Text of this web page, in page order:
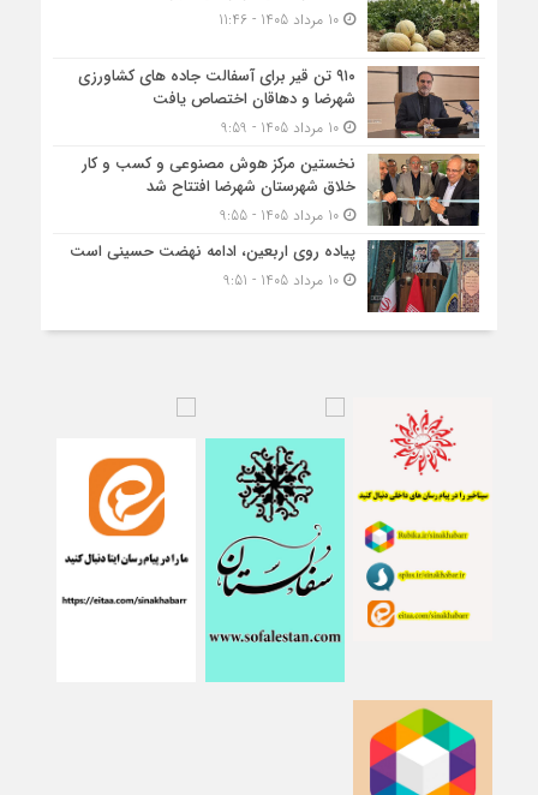
10 مرداد 1405 - 11:46
۹۱۰ تن قیر برای آسفالت جاده های کشاورزی
شهرضا و دهاقان اختصاص یافت
10 مرداد 1405 - 9:59
نخستین مرکز هوش مصنوعی و کسب‌ و کار
خلاق شهرستان شهرضا افتتاح شد
10 مرداد 1405 - 9:55
پیاده روی اربعین، ادامه نهضت حسینی است
10 مرداد 1405 - 9:51